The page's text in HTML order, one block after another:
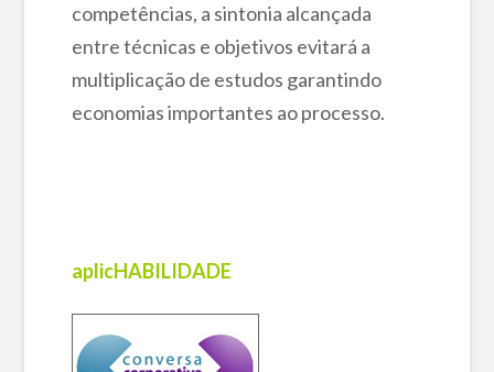
competências, a sintonia alcançada
entre técnicas e objetivos evitará a
multiplicação de estudos garantindo
economias importantes ao processo.
aplicHABILIDADE